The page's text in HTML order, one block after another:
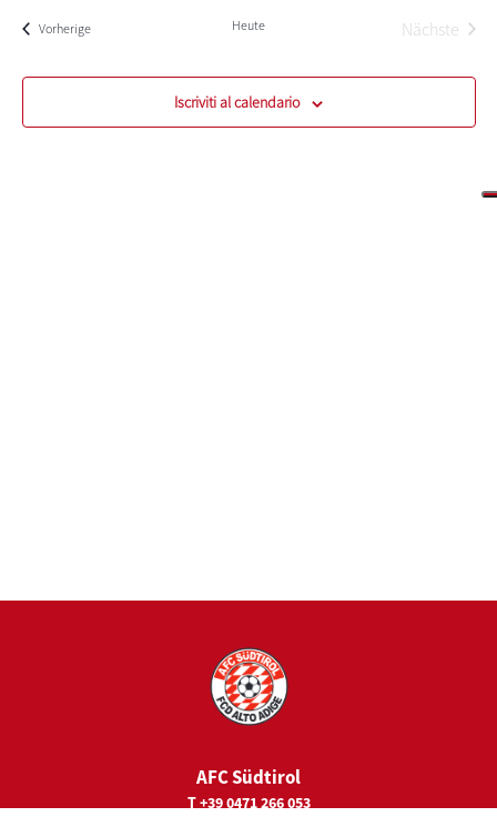
VorherigeEvents Heute
Nächste
Iscriviti al calendario
AFC Südtirol
T +39 0471 266 053